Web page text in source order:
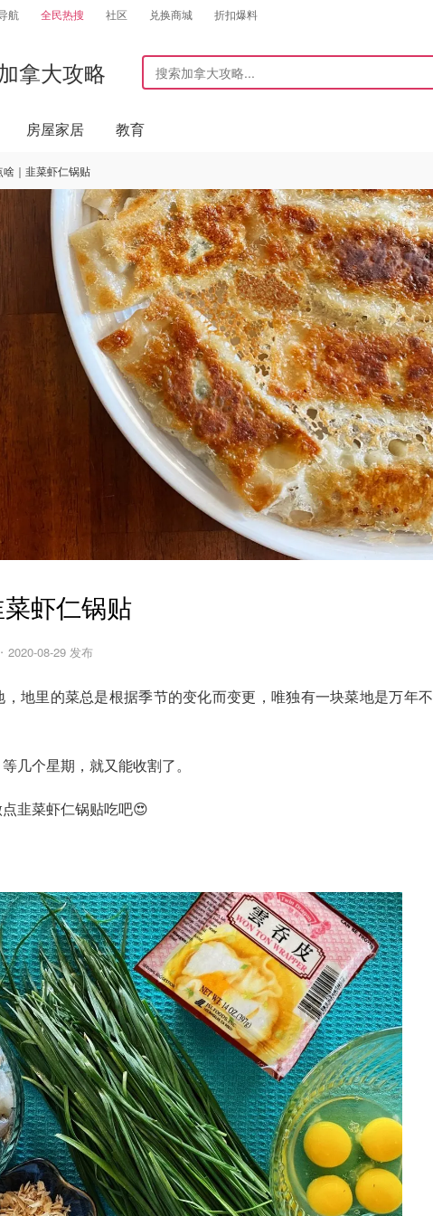
航 全民热搜 社区 兑换商城 折扣爆料
拿大攻略
房屋家居 教育
啥｜韭菜虾仁锅贴
虾仁锅贴
2020-08-29 发布
地里的菜总是根据季节的变化而变更，唯独有一块菜地是万年不
几个星期，就又能收割了。
韭菜虾仁锅贴吃吧😍